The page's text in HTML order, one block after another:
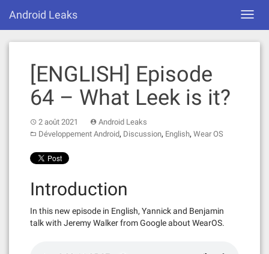
content
Android Leaks
[ENGLISH] Episode
64 – What Leek is it?
2 août 2021
Android Leaks
Développement Android, Discussion, English, Wear OS
Introduction
In this new episode in English, Yannick and Benjamin
talk with Jeremy Walker from Google about WearOS.